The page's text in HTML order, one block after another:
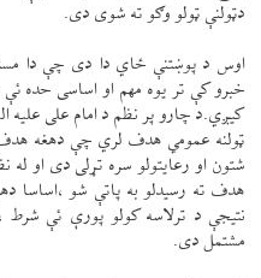
دټولنې ټولو وګو ته شوی دی.
اوس د پوښتنې ځاي دا دی چې دا
خبرو کې تر یوه مهم او اساسی حده ئې
کیږي.د چارو پر نظم د امام علی علیه
ټولنه عمومي هدف لري چې دهغه
شتون او رعایتولو سره تړلی دی او له
هدف ته رسیدلو به پاتې شو ،اساسا
نتیجې د ترلاسه کولو پورې ئې شرط
مشتمل دی.